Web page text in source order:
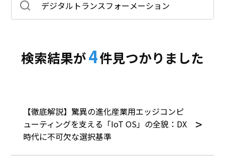
検索結果が4件見つかりました
【徹底解説】驚異の進化産業用エッジコンピ
ューティングを支える「IoT OS」の全貌：DX
時代に不可欠な選択基準